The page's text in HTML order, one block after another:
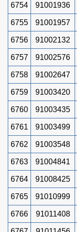
6754 91001936
6755 91001957
6756 91002132
6757 91002576
6758 91002647
6759 91003420
6760 91003435
6761 91003499
6762 91003548
6763 91004841
6764 91008425
6765 91010999
6766 91011408